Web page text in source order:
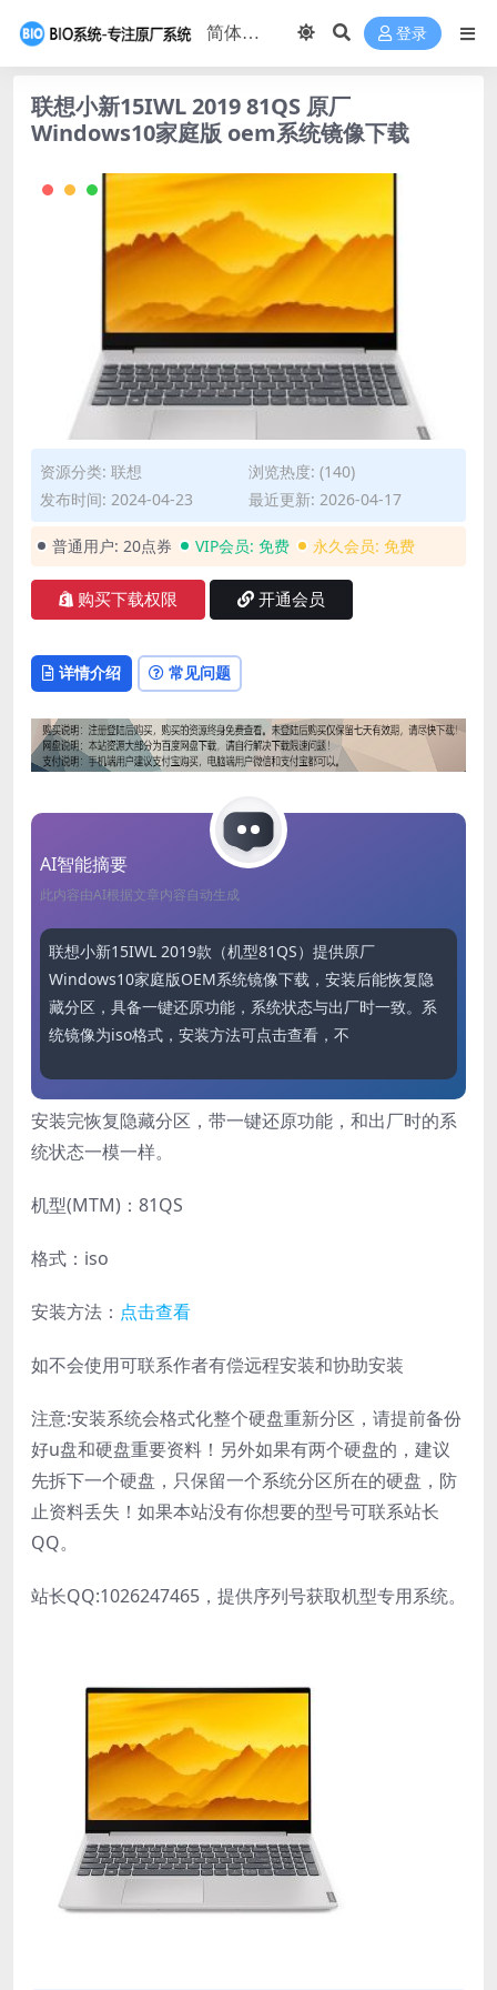
登录
联想小新15IWL 2019 81QS 原厂
Windows10家庭版 oem系统镜像下载
资源分类: 联想
浏览热度: (140)
发布时间: 2024-04-23
最近更新: 2026-04-17
普通用户: 20点券 VIP会员: 免费 永久会员: 免费
购买下载权限 开通会员
详情介绍 常见问题
AI智能摘要
此内容由AI根据文章内容自动生成
联想小新15IWL 2019款（机型81QS）提供原厂
Windows10家庭版OEM系统镜像下载，安装后能恢复隐
藏分区，具备一键还原功能，系统状态与出厂时一致。系
统镜像为iso格式，安装方法可点击查看，不会的可联系作
安装完恢复隐藏分区，带一键还原功能，和出厂时的系
注意:安装系统会格式化整个硬盘重新分区，请提前备份
好u盘和硬盘重要资料！另外如果有两个硬盘的，建议
先拆下一个硬盘，只保留一个系统分区所在的硬盘，防
止资料丢失！如果本站没有你想要的型号可联系站长